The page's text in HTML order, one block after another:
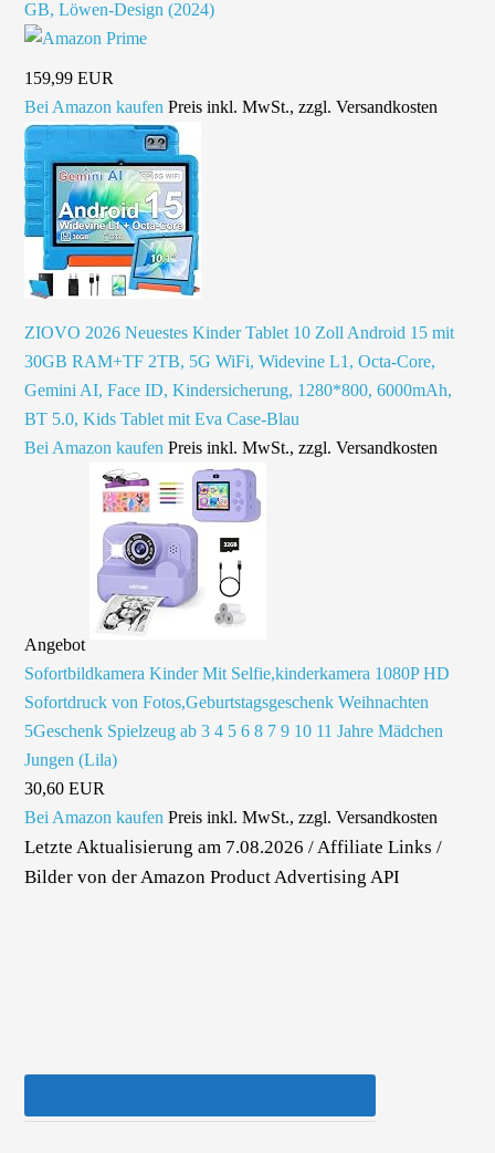
GB, Löwen-Design (2024)
159,99 EUR
Bei Amazon kaufen Preis inkl. MwSt., zzgl. Versandkosten
ZIOVO 2026 Neuestes Kinder Tablet 10 Zoll Android 15 mit
30GB RAM+TF 2TB, 5G WiFi, Widevine L1, Octa-Core,
Gemini AI, Face ID, Kindersicherung, 1280*800, 6000mAh,
BT 5.0, Kids Tablet mit Eva Case-Blau
Bei Amazon kaufen Preis inkl. MwSt., zzgl. Versandkosten
Angebot
Sofortbildkamera Kinder Mit Selfie,kinderkamera 1080P HD
Sofortdruck von Fotos,Geburtstagsgeschenk Weihnachten
5Geschenk Spielzeug ab 3 4 5 6 8 7 9 10 11 Jahre Mädchen
Jungen (Lila)
30,60 EUR
Bei Amazon kaufen Preis inkl. MwSt., zzgl. Versandkosten
Letzte Aktualisierung am 7.08.2026 / Affiliate Links /
Bilder von der Amazon Product Advertising API